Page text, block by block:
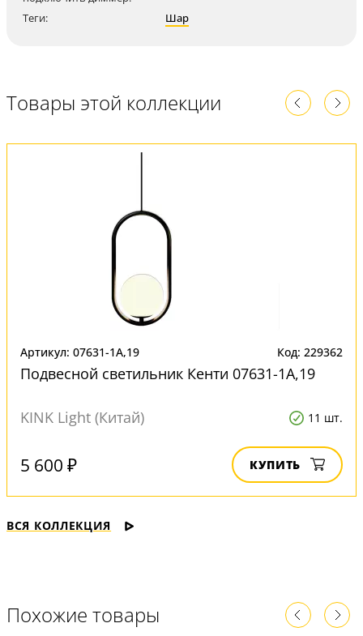
Теги:
Шар
Товары этой коллекции
Артикул: 07631-1A,19 Код: 229362
Подвесной светильник Кенти 07631-1A,19
KINK Light (Китай) 11 шт.
5 600 ₽ КУПИТЬ
ВСЯ КОЛЛЕКЦИЯ
Похожие товары